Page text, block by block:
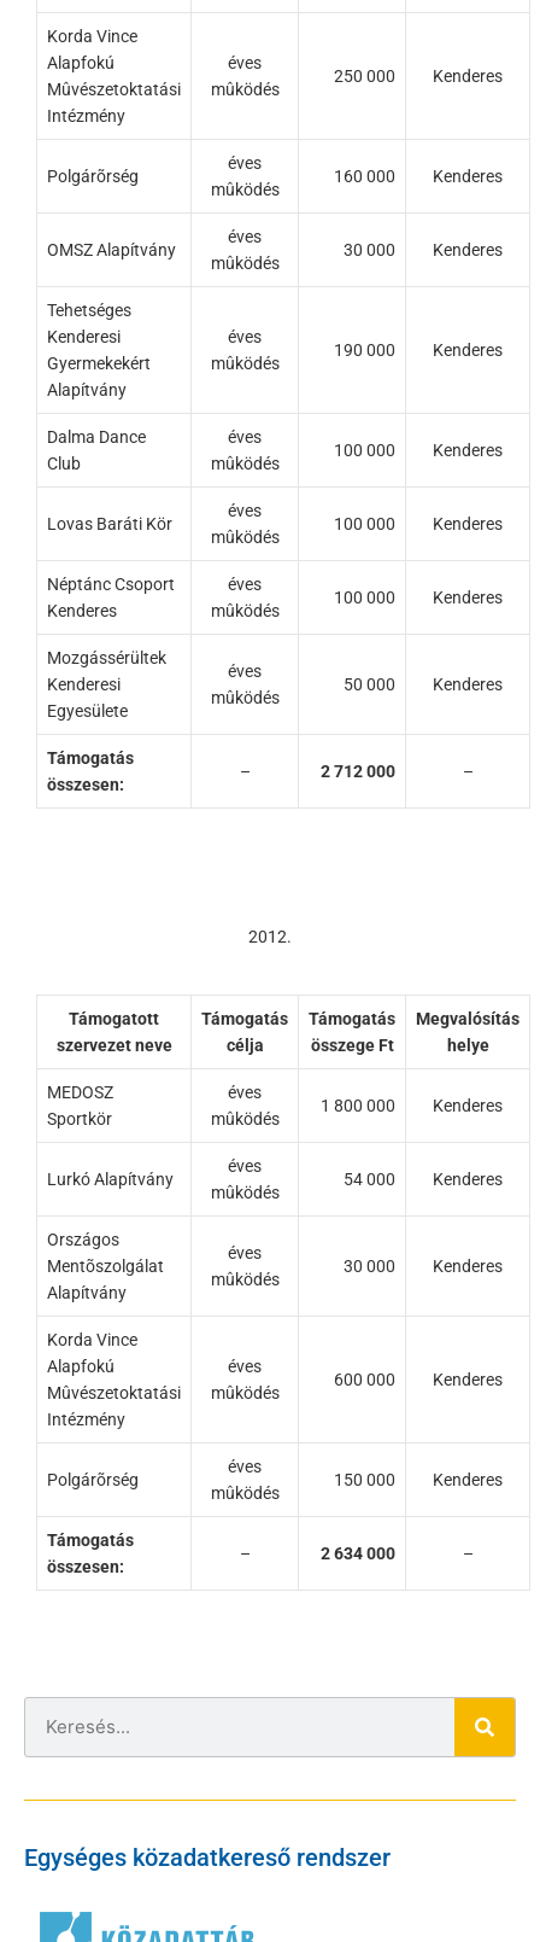
Korda Vince
Alapfokú
Mûvészetoktatási
Intézmény
éves
mûködés
250 000 Kenderes
Polgárõrség
éves
mûködés
160 000 Kenderes
OMSZ Alapítvány
éves
mûködés
30 000 Kenderes
Tehetséges
Kenderesi
Gyermekekért
Alapítvány
éves
mûködés
190 000 Kenderes
Dalma Dance
Club
éves
mûködés
100 000 Kenderes
Lovas Baráti Kör
éves
mûködés
100 000 Kenderes
Néptánc Csoport
Kenderes
éves
mûködés
100 000 Kenderes
Mozgássérültek
Kenderesi
Egyesülete
éves
mûködés
50 000 Kenderes
Támogatás
összesen:
– 2 712 000 –
2012.
Támogatott
szervezet neve
Támogatás
célja
Támogatás
összege Ft
Megvalósítás
helye
MEDOSZ
Sportkör
éves
mûködés
1 800 000 Kenderes
Lurkó Alapítvány
éves
mûködés
54 000 Kenderes
Országos
Mentõszolgálat
Alapítvány
éves
mûködés
30 000 Kenderes
Korda Vince
Alapfokú
Mûvészetoktatási
Intézmény
éves
mûködés
600 000 Kenderes
Polgárõrség
éves
mûködés
150 000 Kenderes
Támogatás
összesen:
– 2 634 000 –
Egységes közadatkereső rendszer